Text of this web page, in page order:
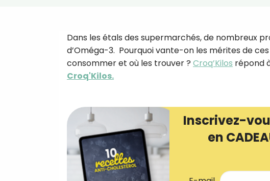
Dans les étals des supermarchés, de nombreux
d’Oméga-3. Pourquoi vante-on les mérites de
consommer et où les trouver ? Croq’Kilos répond
Croq'Kilos.
Inscrivez-
en